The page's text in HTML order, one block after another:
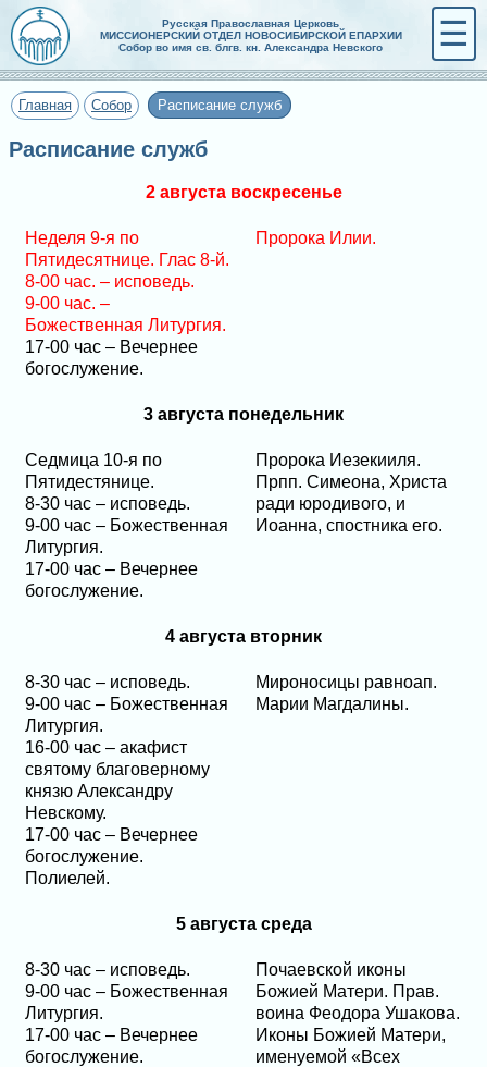
Русская Православная Церковь
МИССИОНЕРСКИЙ ОТДЕЛ НОВОСИБИРСКОЙ ЕПАРХИИ
Собор во имя св. блгв. кн. Александра Невского
☰
Главная Собор Расписание служб
Расписание служб
2 августа воскресенье
Неделя 9-я по
Пятидесятнице. Глас 8-й.
8-00 час. – исповедь.
9-00 час. –
Божественная Литургия.
17-00 час – Вечернее
богослужение.
Пророка Илии.
3 августа понедельник
Седмица 10-я по
Пятидестянице.
8-30 час – исповедь.
9-00 час – Божественная
Литургия.
17-00 час – Вечернее
богослужение.
Пророка Иезекииля.
Прпп. Симеона, Христа
ради юродивого, и
Иоанна, спостника его.
4 августа вторник
8-30 час – исповедь.
9-00 час – Божественная
Литургия.
16-00 час – акафист
святому благоверному
князю Александру
Невскому.
17-00 час – Вечернее
богослужение.
Полиелей.
Мироносицы равноап.
Марии Магдалины.
5 августа среда
8-30 час – исповедь.
9-00 час – Божественная
Литургия.
17-00 час – Вечернее
богослужение.
Почаевской иконы
Божией Матери. Прав.
воина Феодора Ушакова.
Иконы Божией Матери,
именуемой «Всех